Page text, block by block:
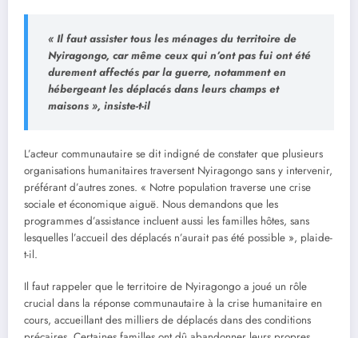
« Il faut assister tous les ménages du territoire de
Nyiragongo, car même ceux qui n’ont pas fui ont été
durement affectés par la guerre, notamment en
hébergeant les déplacés dans leurs champs et
maisons », insiste-t-il
L’acteur communautaire se dit indigné de constater que plusieurs
organisations humanitaires traversent Nyiragongo sans y intervenir,
préférant d’autres zones. « Notre population traverse une crise
sociale et économique aiguë. Nous demandons que les
programmes d’assistance incluent aussi les familles hôtes, sans
lesquelles l’accueil des déplacés n’aurait pas été possible », plaide-
t-il.
Il faut rappeler que le territoire de Nyiragongo a joué un rôle
crucial dans la réponse communautaire à la crise humanitaire en
cours, accueillant des milliers de déplacés dans des conditions